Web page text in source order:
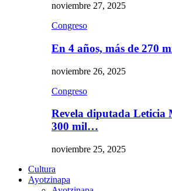
noviembre 27, 2025
Congreso
En 4 años, más de 270
noviembre 26, 2025
Congreso
Revela diputada Leticia
300 mil…
noviembre 25, 2025
Cultura
Ayotzinapa